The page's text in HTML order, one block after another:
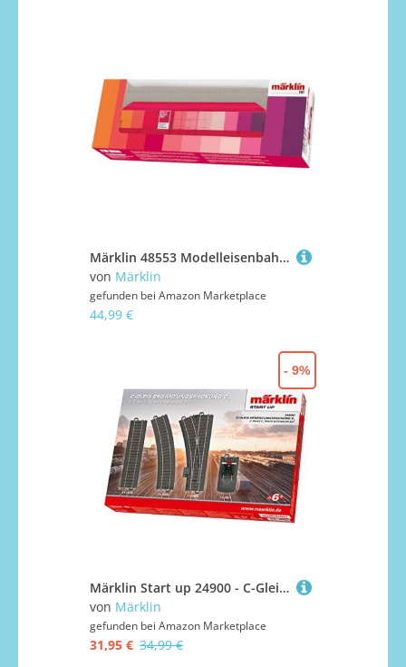
Märklin 48553 Modelleisenbahn Pantone Color of The Year 2023 Wagen
von Märklin
gefunden bei Amazon Marketplace
44,99 €
Märklin Start up 24900 - C-Gleis Ergänzungspackung C1, Modelleisenbahn Spur H0
von Märklin
gefunden bei Amazon Marketplace
31,95 € 34,99 €
- 9%